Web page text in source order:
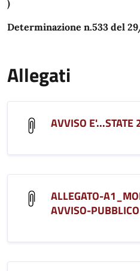
)
Determinazione n.533 del
Allegati
AVVISO
ALLEGATO-
AVVISO-PUBBLICO